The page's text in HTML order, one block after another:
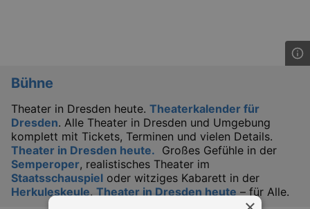
Bühne
Theater in Dresden heute. Theaterkalender für
Dresden. Alle Theater in Dresden und Umgebung
komplett mit Tickets, Terminen und vielen Details.
Theater in Dresden heute. Großes Gefühle in der
Semperoper, realistisches Theater im
Staatsschauspiel oder witziges Kabarett in der
Herkuleskeule.Theater in Dresden heute– für Alle.